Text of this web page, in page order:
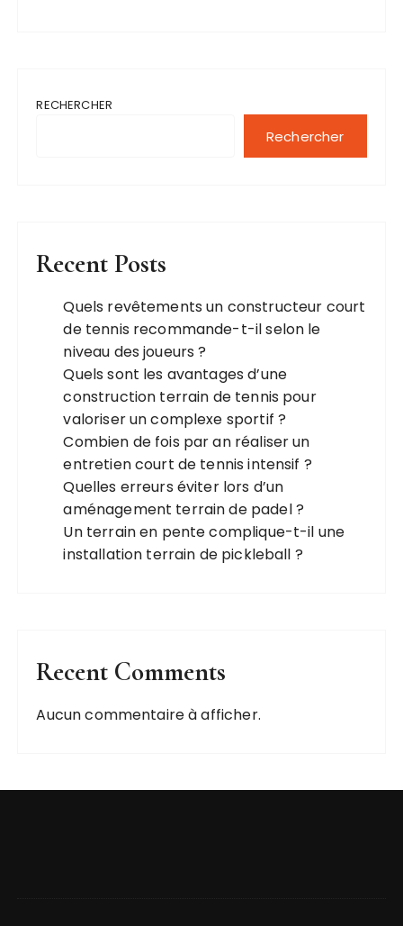
RECHERCHER
Rechercher
Recent Posts
Quels revêtements un constructeur court
de tennis recommande-t-il selon le
niveau des joueurs ?
Quels sont les avantages d’une
construction terrain de tennis pour
valoriser un complexe sportif ?
Combien de fois par an réaliser un
entretien court de tennis intensif ?
Quelles erreurs éviter lors d’un
aménagement terrain de padel ?
Un terrain en pente complique-t-il une
installation terrain de pickleball ?
Recent Comments
Aucun commentaire à afficher.